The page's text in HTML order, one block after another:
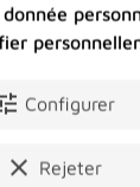
la réussite et
soit en raison
Configurer
clear Rejeter